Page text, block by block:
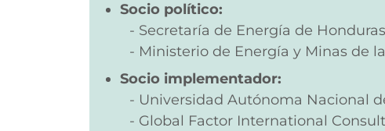
Socio político:
Secretaría de Energía de Honduras
Ministerio de Energía y Minas de
Socio implementador:
Universidad Autónoma Nacional
Global Factor International